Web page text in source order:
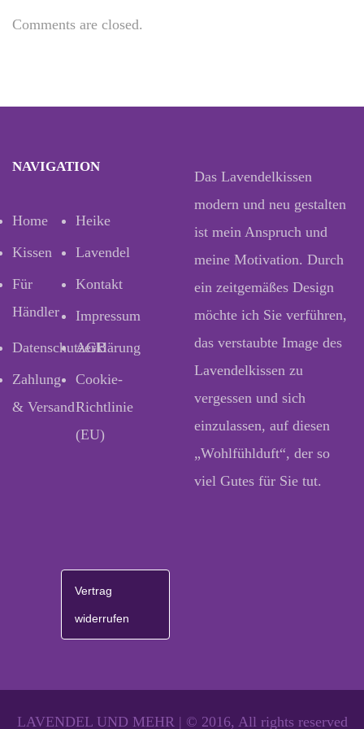
Comments are closed.
NAVIGATION
Home
Heike
Kissen
Lavendel
Für
Händler
Kontakt
Impressum
Datenschutzerklärung
AGB
Zahlung
& Versand
Cookie-
Richtlinie
(EU)
Das Lavendelkissen
modern und neu gestalten
ist mein Anspruch und
meine Motivation. Durch
ein zeitgemäßes Design
möchte ich Sie verführen,
das verstaubte Image des
Lavendelkissen zu
vergessen und sich
einzulassen, auf diesen
„Wohlfühlduft“, der so
viel Gutes für Sie tut.
Vertrag
widerrufen
LAVENDEL UND MEHR | © 2016, All rights reserved